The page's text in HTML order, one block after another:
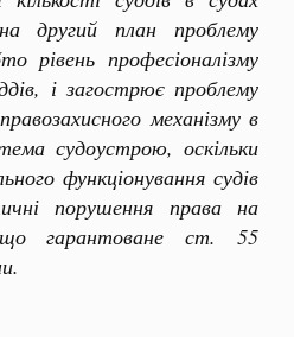
другий план проблему
рівень професіоналізму
і загострює проблему
механізму в
судоустрою, оскільки
функціонування судів
порушення права на
що гарантоване ст. 55